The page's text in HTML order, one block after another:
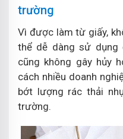
trường
Vì được làm từ giấy,
thể dễ dàng sử dụng
cũng không gây hủy
cách nhiều doanh
bớt lượng rác thải
trường.